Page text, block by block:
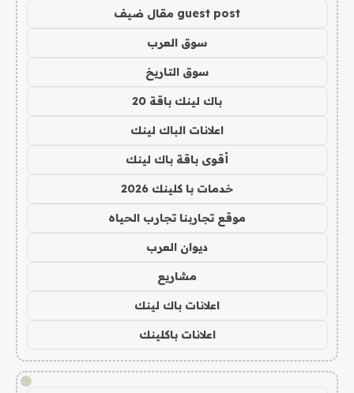
guest post مقال ضيف
سوق العرب
سوق التاريخ
باك لينك باقة 20
اعلانات الباك لينك
أقوى باقة باك لينك
خدمات با كلينك 2026
موقع تجاربنا تجارب الحياه
ديوان العرب
مشاريع
اعلانات باك لينك
اعلانات باكلينك
!